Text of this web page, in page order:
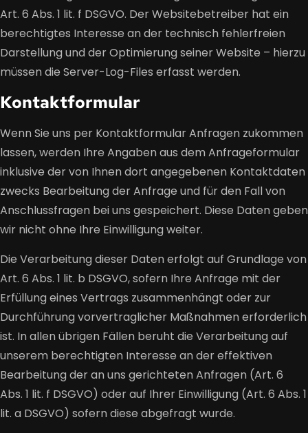
Art. 6 Abs. 1 lit. f DSGVO. Der Websitebetreiber hat ein
berechtigtes Interesse an der technisch fehlerfreien
Darstellung und der Optimierung seiner Website – hierzu
müssen die Server-Log-Files erfasst werden.
Kontaktformular
Wenn Sie uns per Kontaktformular Anfragen zukommen
lassen, werden Ihre Angaben aus dem Anfrageformular
inklusive der von Ihnen dort angegebenen Kontaktdaten
zwecks Bearbeitung der Anfrage und für den Fall von
Anschlussfragen bei uns gespeichert. Diese Daten geben
wir nicht ohne Ihre Einwilligung weiter.
Die Verarbeitung dieser Daten erfolgt auf Grundlage von
Art. 6 Abs. 1 lit. b DSGVO, sofern Ihre Anfrage mit der
Erfüllung eines Vertrags zusammenhängt oder zur
Durchführung vorvertraglicher Maßnahmen erforderlich
ist. In allen übrigen Fällen beruht die Verarbeitung auf
unserem berechtigten Interesse an der effektiven
Bearbeitung der an uns gerichteten Anfragen (Art. 6
Abs. 1 lit. f DSGVO) oder auf Ihrer Einwilligung (Art. 6 Abs. 1
lit. a DSGVO) sofern diese abgefragt wurde.